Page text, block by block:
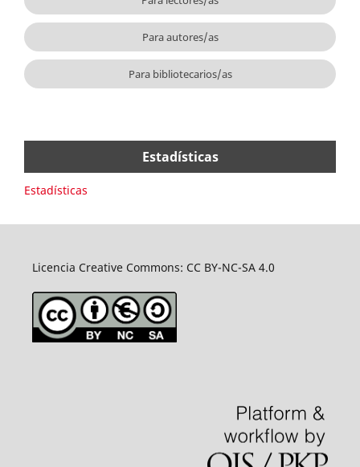
Para autores/as
Para bibliotecarios/as
Estadísticas
Estadísticas
Licencia Creative Commons: CC BY-NC-SA 4.0